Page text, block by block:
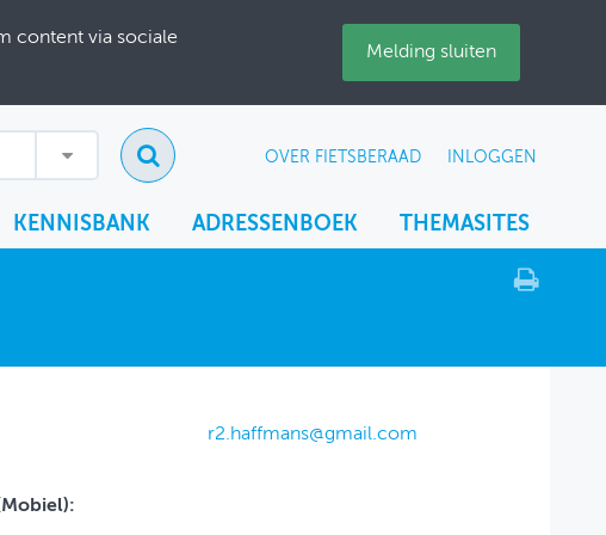
content via sociale
Melding sluiten
OVER FIETSBERAAD INLOGGEN
KENNISBANK ADRESSENBOEK THEMASITES
r2.haffmans@gmail.com